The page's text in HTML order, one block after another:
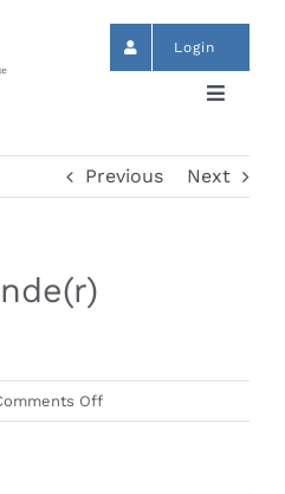
Login
Toggle
Previous Next
Offon
Stellvertretende(r)